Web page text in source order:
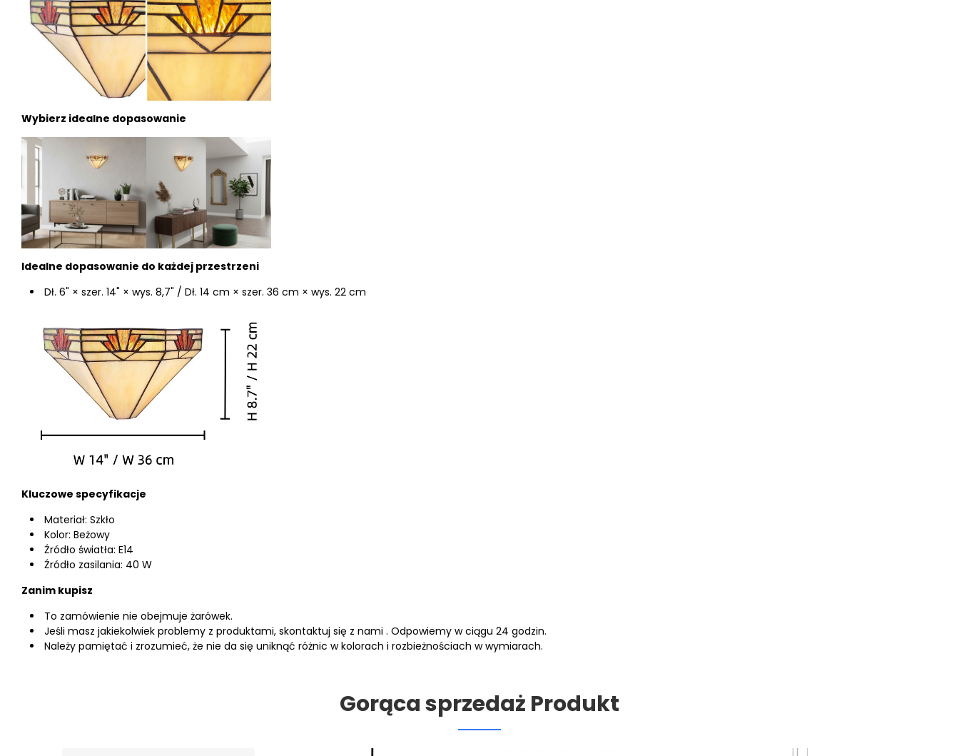
Wybierz idealne dopasowanie
Idealne dopasowanie do każdej przestrzeni
Dł. 6" × szer. 14" × wys. 8,7" / Dł. 14 cm × szer. 36 cm × wys. 22 cm
Kluczowe specyfikacje
Materiał: Szkło
Kolor: Beżowy
Źródło światła: E14
Źródło zasilania: 40 W
Zanim kupisz
To zamówienie nie obejmuje żarówek.
Jeśli masz jakiekolwiek problemy z produktami, skontaktuj się z nami . Odpowiemy w ciągu 24 godzin.
Należy pamiętać i zrozumieć, że nie da się uniknąć różnic w kolorach i rozbieżnościach w wymiarach.
Gorąca sprzedaż Produkt